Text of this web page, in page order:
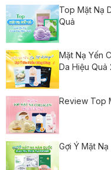
Top Mặt Nạ
Quả
Mặt Nạ Yến
Da Hiệu Quả
Review Top
Gợi Ý Mặt